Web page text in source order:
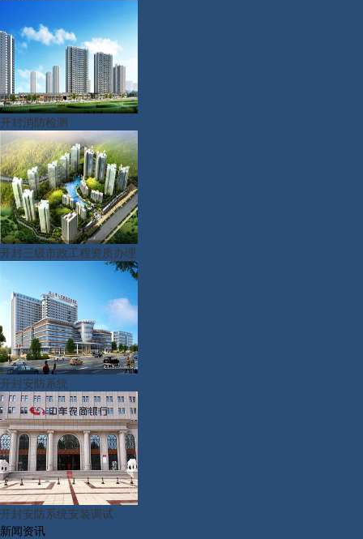
开封消防检测
开封三级市政工程资质办理
开封安防系统
开封安防系统安装调试
新闻资讯